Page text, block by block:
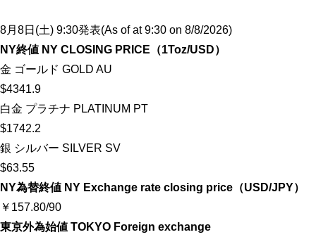
8月8日(土) 9:30発表(As of at 9:30 on 8/8/2026)
NY終値 NY CLOSING PRICE（1Toz/USD）
金 ゴールド GOLD AU
$4341.9
白金 プラチナ PLATINUM PT
$1742.2
銀 シルバー SILVER SV
$63.55
NY為替終値 NY Exchange rate closing price（USD/JPY）
￥157.80/90
東京外為始値 TOKYO Foreign exchange